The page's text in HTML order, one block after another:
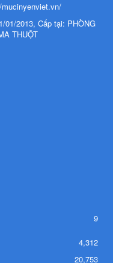
01/2013, Cấp tại: PHÒNG
THUỘT
9
4,312
20,753